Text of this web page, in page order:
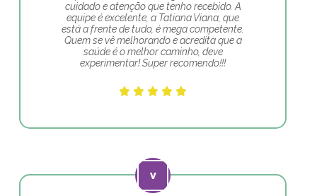
cuidado e atenção que tenho recebido. A
equipe é excelente, a Tatiana Viana, que
está a frente de tudo, é mega competente.
Quem se vê melhorando e acredita que a
saúde é o melhor caminho, deve
experimentar! Super recomendo!!!